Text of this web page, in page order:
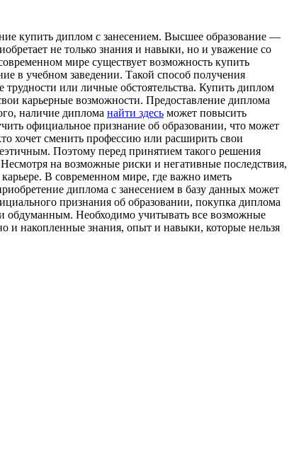
купить диплoм с зaнeсeниeм. Высшее образование —
не только знания и навыки, но и уважение со
мире существует возможность купить
в учебном заведении. Такой способ получения
трудности или личные обстоятельства. Купить диплом
карьерные возможности. Предоставление диплома
наличие диплома найти здесь может повысить
официальное признание об образовании, что может
хочет сменить профессию или расширить свои
Поэтому перед принятием такого решения
на возможные риски и негативные последствия,
В современном мире, где важно иметь
диплома с занесением в базу данных может
признания об образовании, покупка диплома
обдуманным. Необходимо учитывать все возможные
и накопленные знания, опыт и навыки, которые нельзя